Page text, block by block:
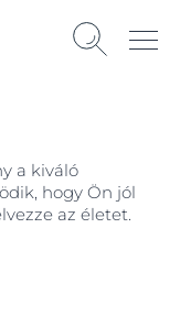
a kiváló
hogy Ön jól
az életet.